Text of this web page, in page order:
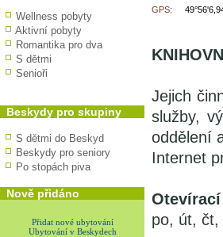
Wellness pobyty
Aktivní pobyty
Romantika pro dva
S dětmi
Senioři
Beskydy pro skupiny
S dětmi do Beskyd
Beskydy pro seniory
Po stopách piva
Nově přidáno
Přidat nové ubytování
Ubytování v Beskydech
GPS:
Jejich
služby,
oddělení
Internet
po, út,